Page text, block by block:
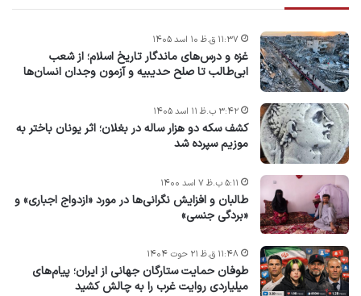
غزه و درس‌های ماندگار تاریخ اسلام؛ از شعب
ابی‌طالب تا صلح حدیبیه و آزمون وجدان انسان‌ها
۱۱:۳۷ ق.ظ ۱۰ اسد ۱۴۰۵
کشف سکه دو هزار ساله در بغلان؛ اثر یونان باختر به
موزیم سپرده شد
۳:۴۲ ب.ظ ۱۱ اسد ۱۴۰۵
طالبان و افزایش نگرانی‌ها در مورد «ازدواج اجباری» و
«بردگی جنسی»
۵:۱۱ ب.ظ ۷ اسد ۱۴۰۰
طوفان حمایت ستارگان جهانی از ایران؛ پیام‌های
میلیاردی روایت غرب را به چالش کشید
۱۱:۴۸ ق.ظ ۲۱ حوت ۱۴۰۴